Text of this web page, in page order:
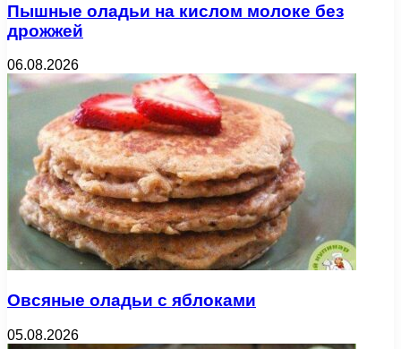
Пышные оладьи на кислом молоке без
дрожжей
06.08.2026
Овсяные оладьи с яблоками
05.08.2026